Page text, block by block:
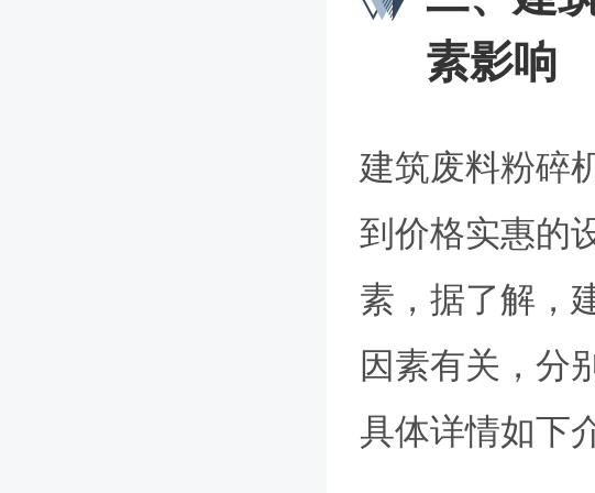
素影响
建筑废料粉碎
到价格实惠的
素，据了解，
因素有关，分
具体详情如下